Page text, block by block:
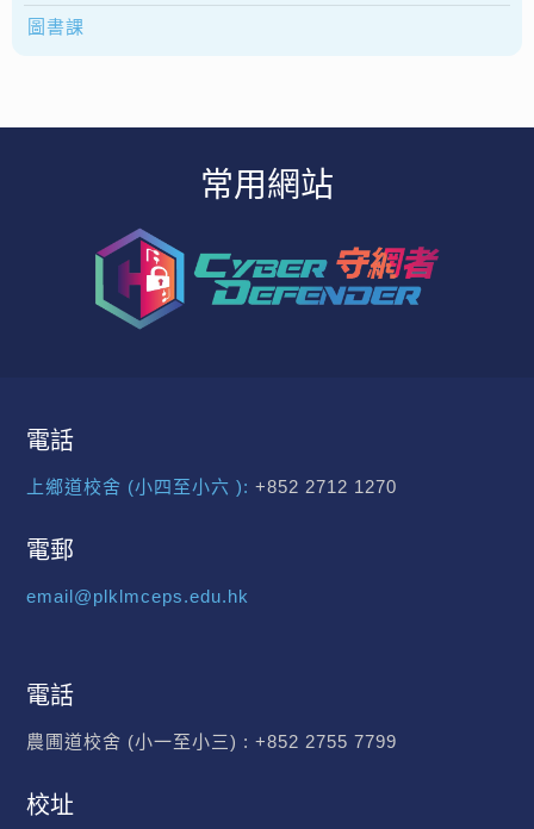
圖書課
常用網站
電話
上鄉道校舍 (小四至小六 ): +852 2712 1270
電郵
email@plklmceps.edu.hk
電話
農圃道校舍 (小一至小三) : +852 2755 7799
校址